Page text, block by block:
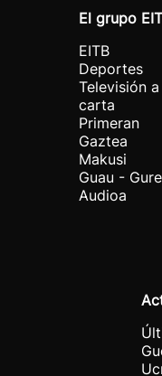
El grupo
EITB
Deportes
Televisión a
carta
Primeran
Gaztea
Makusi
Guau - Gure
Audioa